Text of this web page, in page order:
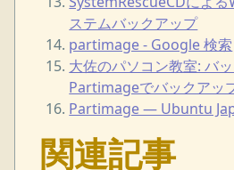
ステムバックアップ
partimage - Google 検索
大佐のパソコン教室: バ
Partimageでバックアッ
Partimage — Ubuntu
関連記事